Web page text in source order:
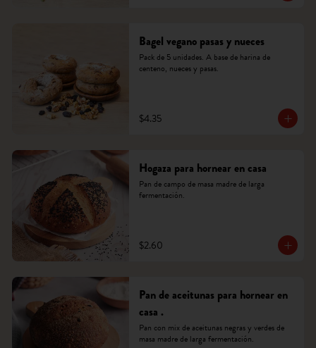
Bagel vegano pasas y nueces
Pack de 5 unidades. A base de harina de
centeno, nueces y pasas.
$4.35
Hogaza para hornear en casa
Pan de campo de masa madre de larga
fermentación.
$2.60
Pan de aceitunas para hornear en
casa .
Pan con mix de aceitunas negras y verdes de
masa madre de larga fermentación.